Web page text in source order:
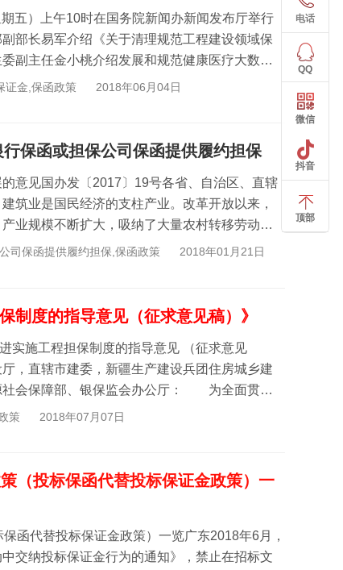
五）上午10时在国务院新闻办新闻发布厅举行
部长易军介绍《关于清理规范工程建设领域保
副主任金小桃介绍发展和规范健康医疗大数据
电...
证金,保函政策 2018年06月04日
保函或担保公司保函提供履约担保
意见国办发〔2017〕19号各省、自治区、直辖
筑业是国民经济的支柱产业。改革开放以来，
业规模不断扩大，吸纳了大量农村转移劳动
城...
司保函提供履约担保,保函政策 2018年01月21日
制度的指导意见（征求意见稿）》
程担保制度的指导意见 （征求意见
，直辖市建委，新疆生产建设兵团住房城乡建
社会保障部、银保监会办公厅： 为全面贯彻
策 2018年07月07日
（投标保函代替投标保证金政策）一
函代替投标保证金政策）一览广东2018年6月，
交纳投标保证金行为的通知》，禁止在招标文
电话
QQ
微信
抖音
顶部